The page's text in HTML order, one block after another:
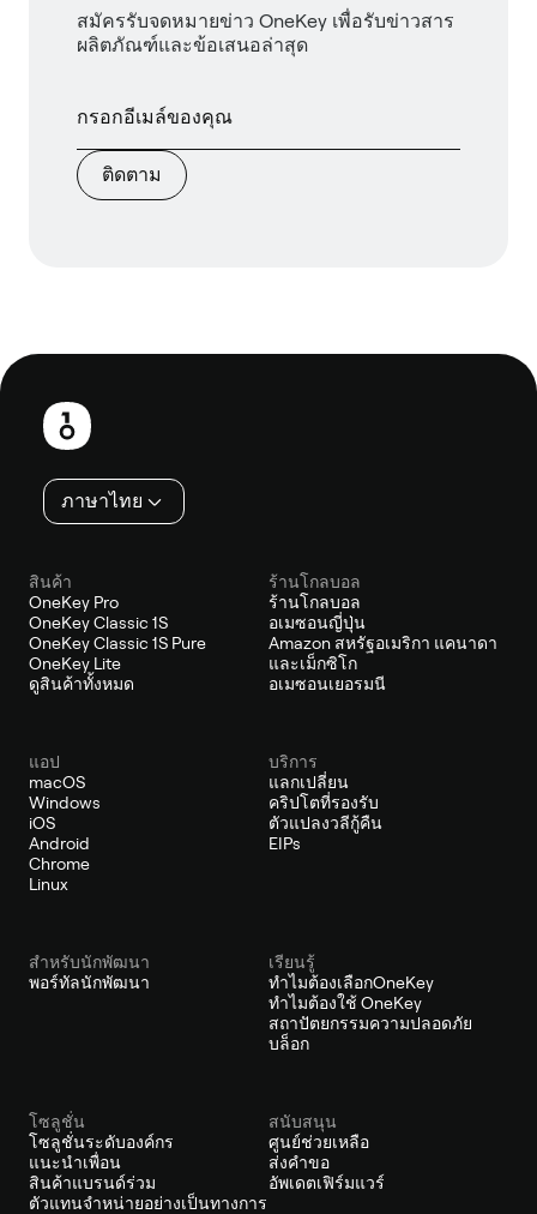
สมัครรับจดหมายข่าว OneKey เพื่อรับข่าวสาร
ผลิตภัณฑ์และข้อเสนอล่าสุด
ติดตาม
ส่วน
ท้าย
ภาษาไทย
สินค้า
OneKey Pro
OneKey Classic 1S
OneKey Classic 1S Pure
OneKey Lite
ดูสินค้าทั้งหมด
ร้านโกลบอล
ร้านโกลบอล
อเมซอนญี่ปุ่น
Amazon สหรัฐอเมริกา แคนาดา
และเม็กซิโก
อเมซอนเยอรมนี
แอป
macOS
Windows
iOS
Android
Chrome
Linux
บริการ
แลกเปลี่ยน
คริปโตที่รองรับ
ตัวแปลงวลีกู้คืน
EIPs
สำหรับนักพัฒนา
พอร์ทัลนักพัฒนา
เรียนรู้
ทำไมต้องเลือกOneKey
ทำไมต้องใช้ OneKey
สถาปัตยกรรมความปลอดภัย
บล็อก
โซลูชั่น
โซลูชั่นระดับองค์กร
แนะนำเพื่อน
สินค้าแบรนด์ร่วม
ตัวแทนจำหน่ายอย่างเป็นทางการ
สนับสนุน
ศูนย์ช่วยเหลือ
ส่งคำขอ
อัพเดตเฟิร์มแวร์